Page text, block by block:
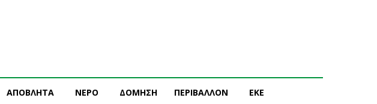
ΑΠΟΒΛΗΤΑ ΝΕΡΟ ΔΟΜΗΣΗ ΠΕΡΙΒΑΛΛΟΝ ΕΚΕ